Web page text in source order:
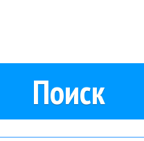
Поиск